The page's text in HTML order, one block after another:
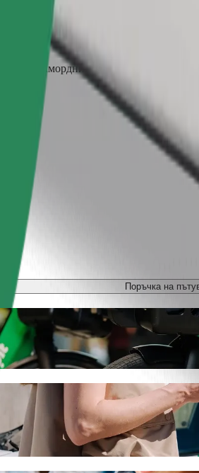
намордник, малките животни
Поръчка на
със
ако търсите най-добра цена за C.H.
средство за вас.